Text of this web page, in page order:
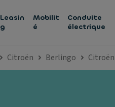
Leasin
g
Mobilit
é
Conduite
électrique
Citroën Berlingo